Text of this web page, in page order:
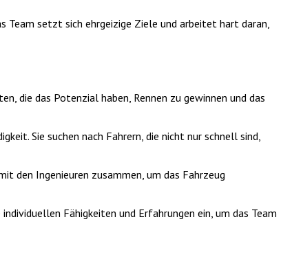
setzt sich ehrgeizige Ziele und arbeitet hart daran,
die das Potenzial haben, Rennen zu gewinnen und das
Sie suchen nach Fahrern, die nicht nur schnell sind,
den Ingenieuren zusammen, um das Fahrzeug
Fähigkeiten und Erfahrungen ein, um das Team